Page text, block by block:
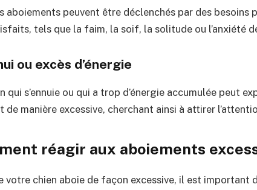
aboiements peuvent être déclenchés par des besoins
tels que la faim, la soif, la solitude ou l’anxiété
ou excès d’énergie
qui s’ennuie ou qui a trop d’énergie accumulée peut
de manière excessive, cherchant ainsi à attirer
réagir aux aboiements
votre chien aboie de façon excessive, il est important